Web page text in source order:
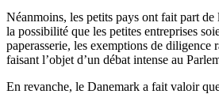
Néanmoins, les petits pays ont fait part de
la possibilité que les petites entreprises
paperasserie, les exemptions de diligence
faisant l’objet d’un débat intense au
En revanche, le Danemark a fait valoir